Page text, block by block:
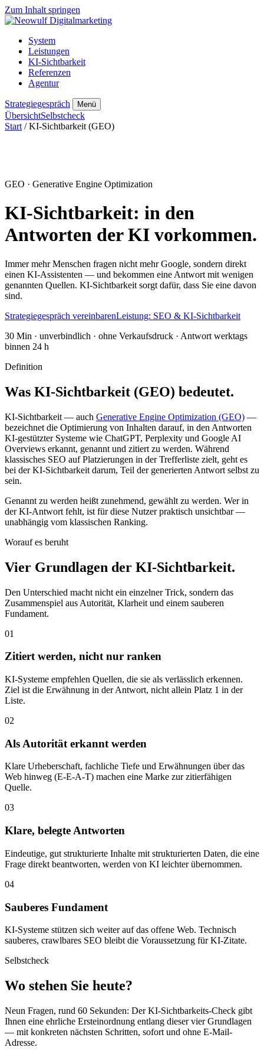
Zum Inhalt springen
System
Leistungen
KI-Sichtbarkeit
Referenzen
Agentur
Strategiegespräch Menü
ÜbersichtSelbstcheck
Start / KI-Sichtbarkeit (GEO)
GEO · Generative Engine Optimization
KI-Sichtbarkeit: in den
Antworten der KI vorkommen.
Immer mehr Menschen fragen nicht mehr Google, sondern direkt
einen KI-Assistenten — und bekommen eine Antwort mit wenigen
genannten Quellen. KI-Sichtbarkeit sorgt dafür, dass Sie eine davon
sind.
Strategiegespräch vereinbarenLeistung: SEO & KI-Sichtbarkeit
30 Min · unverbindlich · ohne Verkaufsdruck · Antwort werktags
binnen 24 h
Definition
Was KI-Sichtbarkeit (GEO) bedeutet.
KI-Sichtbarkeit — auch Generative Engine Optimization (GEO) —
bezeichnet die Optimierung von Inhalten darauf, in den Antworten
KI-gestützter Systeme wie ChatGPT, Perplexity und Google AI
Overviews erkannt, genannt und zitiert zu werden. Während
klassisches SEO auf Platzierungen in der Trefferliste zielt, geht es
bei der KI-Sichtbarkeit darum, Teil der generierten Antwort selbst zu
sein.
Genannt zu werden heißt zunehmend, gewählt zu werden. Wer in
der KI-Antwort fehlt, ist für diese Nutzer praktisch unsichtbar —
unabhängig vom klassischen Ranking.
Worauf es beruht
Vier Grundlagen der KI-Sichtbarkeit.
Den Unterschied macht nicht ein einzelner Trick, sondern das
Zusammenspiel aus Autorität, Klarheit und einem sauberen
Fundament.
01
Zitiert werden, nicht nur ranken
KI-Systeme empfehlen Quellen, die sie als verlässlich erkennen.
Ziel ist die Erwähnung in der Antwort, nicht allein Platz 1 in der
Liste.
02
Als Autorität erkannt werden
Klare Urheberschaft, fachliche Tiefe und Erwähnungen über das
Web hinweg (E-E-A-T) machen eine Marke zur zitierfähigen
Quelle.
03
Klare, belegte Antworten
Eindeutige, gut strukturierte Inhalte mit strukturierten Daten, die eine
Frage direkt beantworten, werden von KI leichter übernommen.
04
Sauberes Fundament
KI-Systeme stützen sich weiter auf das offene Web. Technisch
sauberes, crawlbares SEO bleibt die Voraussetzung für KI-Zitate.
Selbstcheck
Wo stehen Sie heute?
Neun Fragen, rund 60 Sekunden: Der KI-Sichtbarkeits-Check gibt
Ihnen eine ehrliche Ersteinordnung entlang dieser vier Grundlagen
— mit konkreten nächsten Schritten, sofort und ohne E-Mail-
Adresse.